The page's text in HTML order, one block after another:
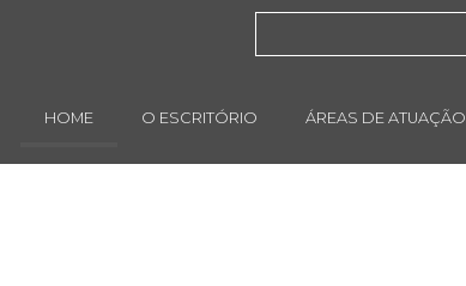
HOME O ESCRITÓRIO ÁREAS DE ATUAÇÃO